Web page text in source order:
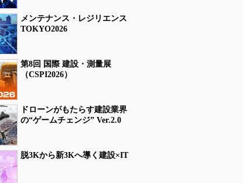
メンテナンス・レジリエンス
TOKYO2026
第8回 国際 建設・測量展
（CSPI2026）
ドローンがもたらす建設業界
の“ゲームチェンジ” Ver.2.0
脱3Kから新3Kへ導く建設×IT